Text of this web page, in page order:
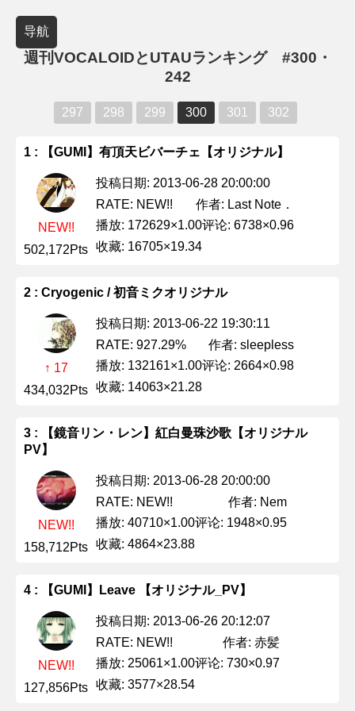
导航
週刊VOCALOIDとUTAUランキング #300・
242
297 298 299 300 301 302
1 : 【GUMI】有頂天ビバーチェ【オリジナル】
NEW!!
502,172Pts
投稿日期: 2013-06-28 20:00:00
RATE: NEW!!
作者: Last Note．
播放: 172629×1.00评论: 6738×0.96
收藏: 16705×19.34
2 : Cryogenic / 初音ミクオリジナル
↑ 17
434,032Pts
投稿日期: 2013-06-22 19:30:11
RATE: 927.29%
作者: sleepless
播放: 132161×1.00评论: 2664×0.98
收藏: 14063×21.28
3 : 【鏡音リン・レン】紅白曼珠沙歌【オリジナル
PV】
NEW!!
158,712Pts
投稿日期: 2013-06-28 20:00:00
RATE: NEW!!
作者: Nem
播放: 40710×1.00评论: 1948×0.95
收藏: 4864×23.88
4 : 【GUMI】Leave 【オリジナル_PV】
NEW!!
127,856Pts
投稿日期: 2013-06-26 20:12:07
RATE: NEW!!
作者: 赤髪
播放: 25061×1.00评论: 730×0.97
收藏: 3577×28.54